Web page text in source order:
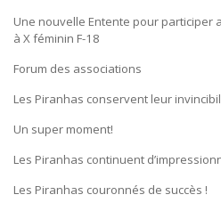
Une nouvelle Entente pour participer
à X féminin F-18
Forum des associations
Les Piranhas conservent leur
Un super moment!
Les Piranhas continuent
Les Piranhas couronnés de succès !